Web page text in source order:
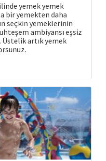
Cruise Hakkında
yemek yemek
bir yemekten daha
seçkin yemeklerinin
ambiyansı eşsiz
Üstelik artık yemek